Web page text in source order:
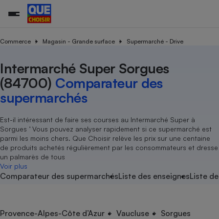
Commerce Magasin - Grande surface Supermarché - Drive
Intermarché Super Sorgues
(84700) Comparateur des
supermarchés
Est-il intéressant de faire ses courses au Intermarché Super à
Sorgues ’ Vous pouvez analyser rapidement si ce supermarché est
parmi les moins chers. Que Choisir relève les prix sur une centaine
de produits achetés régulièrement par les consommateurs et dresse
un palmarès de tous
Voir plus
Comparateur des supermarchésListe des enseignesListe
Provence-Alpes-Côte d’Azur Vaucluse Sorgues
Agriculture
Produit alimentaire
Achat - Vente - Location
Carburant
Magasin - Grande surface
Marketing - Fidélisation
Organismes de défense
Système judiciaire
Air
Eau
Achat - Vente - Travaux
Location
Sport
Vacances - Tourisme
électrique
Démarche administrative
Senior
Service marchand
Train
Transport aérien
Toutes les actualités
Enquêtes
Guides d'achat
Conseils
Brèves
Tous les services
Soumettre un litige
Lettres types
Rencontrer une association locale
Tous nos combats
Nos actions
Nos grandes victoires
Les billets de la présidente
Nos associations locales
Nous rejoindre
En savoir plus sur Que Choisir Ensemble
nous ?
L’association
Nos missions
Notre méthodologie
Notre financement
Nos partenaires
Nous rejoindre